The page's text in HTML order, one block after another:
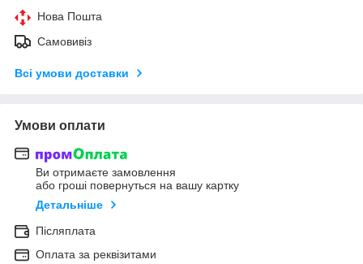
Нова Пошта
Самовивіз
Всі умови доставки
Умови оплати
Ви отримаєте замовлення
або гроші повернуться на вашу картку
Детальніше
Післяплата
Оплата за реквізитами